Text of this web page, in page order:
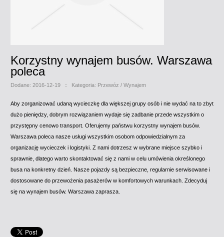
Korzystny wynajem busów. Warszawa
poleca
Dodane: 2016-12-19 :: Kategoria: Przewóz / Wynajem
Aby zorganizować udaną wycieczkę dla większej grupy osób i nie wydać na to zbyt
dużo pieniędzy, dobrym rozwiązaniem wydaje się zadbanie przede wszystkim o
przystępny cenowo transport. Oferujemy państwu korzystny wynajem busów.
Warszawa poleca nasze usługi wszystkim osobom odpowiedzialnym za
organizację wycieczek i logistyki. Z nami dotrzesz w wybrane miejsce szybko i
sprawnie, dlatego warto skontaktować się z nami w celu umówienia określonego
busa na konkretny dzień. Nasze pojazdy są bezpieczne, regularnie serwisowane i
dostosowane do przewożenia pasażerów w komfortowych warunkach. Zdecyduj
się na wynajem busów. Warszawa zaprasza.